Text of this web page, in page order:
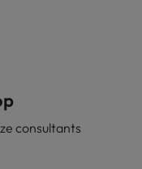
consultants